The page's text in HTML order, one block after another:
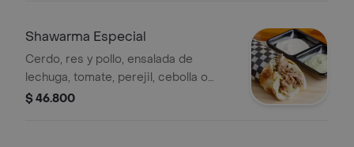
Shawarma Especial
Cerdo, res y pollo, ensalada de
lechuga, tomate, perejil, cebolla o
ensalada de tabule, crema de
$ 46.800